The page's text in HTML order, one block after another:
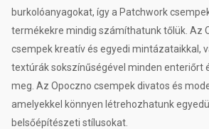
burkolóanyagokat, így a Patchwork
termékekre mindig számíthatunk tőlük. Az
csempek kreatív és egyedi mintázataikkal,
textúrák sokszínűségével minden enteriőrt
meg. Az Opoczno csempek divatos és
amelyekkel könnyen létrehozhatunk
belsőépítészeti stílusokat.